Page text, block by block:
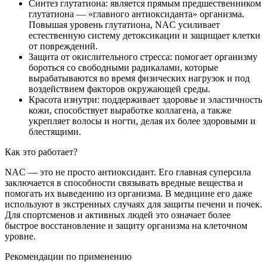
Синтез глутатиона: является прямым предшественником
глутатиона — «главного антиоксиданта» организма.
Повышая уровень глутатиона, NAC усиливает
естественную систему детоксикации и защищает клетки
от повреждений.
Защита от окислительного стресса: помогает организму
бороться со свободными радикалами, которые
вырабатываются во время физических нагрузок и под
воздействием факторов окружающей среды.
Красота изнутри: поддерживает здоровье и эластичность
кожи, способствует выработке коллагена, а также
укрепляет волосы и ногти, делая их более здоровыми и
блестящими.
Как это работает?
NAC — это не просто антиоксидант. Его главная суперсила
заключается в способности связывать вредные вещества и
помогать их выведению из организма. В медицине его даже
используют в экстренных случаях для защиты печени и почек.
Для спортсменов и активных людей это означает более
быстрое восстановление и защиту организма на клеточном
уровне.
Рекомендации по применению